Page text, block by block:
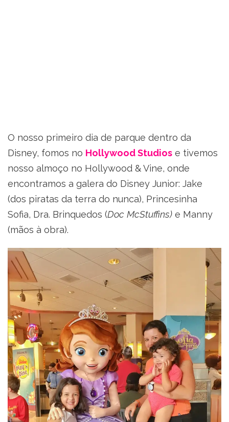
O nosso primeiro dia de parque dentro da
Disney, fomos no Hollywood Studios e tivemos
nosso almoço no Hollywood & Vine, onde
encontramos a galera do Disney Junior: Jake
(dos piratas da terra do nunca), Princesinha
Sofia, Dra. Brinquedos (Doc McStuffins) e Manny
(mãos à obra).